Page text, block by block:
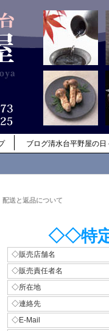
ブログ清水台平野屋の日
配送と返品について
◇◇特
◇販売店舗名
◇販売責任者名
◇所在地
◇連絡先
◇E-Mail